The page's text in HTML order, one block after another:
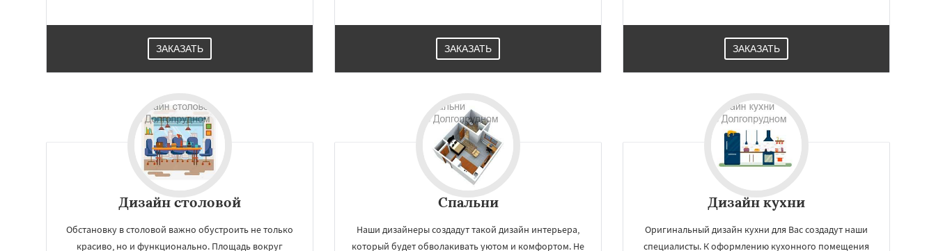
ЗАКАЗАТЬ ЗАКАЗАТЬ ЗАКАЗАТЬ
Дизайн cтоловой
Обстановку в столовой важно обустроить не только
красиво, но и функционально. Площадь вокруг
Спальни
Наши дизайнеры создадут такой дизайн интерьера,
который будет обволакивать уютом и комфортом. Не
Дизайн кухни
Оригинальный дизайн кухни для Вас создадут наши
специалисты. К оформлению кухонного помещения